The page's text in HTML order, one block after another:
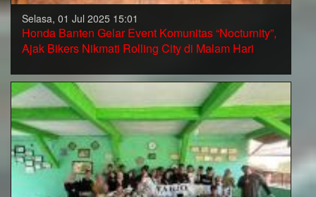
Selasa, 01 Jul 2025 15:01
Honda Banten Gelar Event Komunitas “Nocturnity”,
Ajak Bikers Nikmati Rolling City di Malam Hari